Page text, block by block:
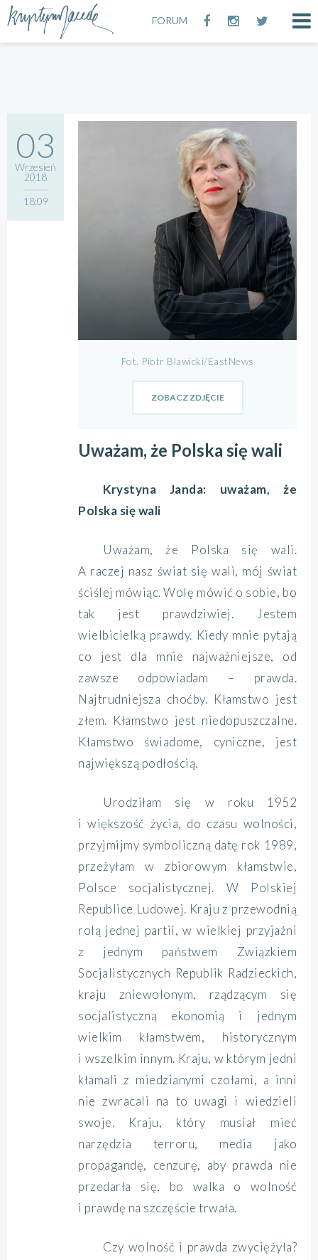
FORUM
03
Wrzesień
2018
18:09
Fot. Piotr Blawicki/EastNews
ZOBACZ ZDJĘCIE
Uważam, że Polska się wali
Krystyna Janda: uważam, że
Polska się wali
Uważam, że Polska się wali.
A raczej nasz świat się wali, mój świat
ściślej mówiąc. Wolę mówić o sobie, bo
tak jest prawdziwiej. Jestem
wielbicielką prawdy. Kiedy mnie pytają
co jest dla mnie najważniejsze, od
zawsze odpowiadam – prawda.
Najtrudniejsza choćby. Kłamstwo jest
złem. Kłamstwo jest niedopuszczalne.
Kłamstwo świadome, cyniczne, jest
największą podłością.
Urodziłam się w roku 1952
i większość życia, do czasu wolności,
przyjmijmy symboliczną datę rok 1989,
przeżyłam w zbiorowym kłamstwie,
Polsce socjalistycznej. W Polskiej
Republice Ludowej. Kraju z przewodnią
rolą jednej partii, w wielkiej przyjaźni
z jednym państwem Związkiem
Socjalistycznych Republik Radzieckich,
kraju zniewolonym, rządzącym się
socjalistyczną ekonomią i jednym
wielkim kłamstwem, historycznym
i wszelkim innym. Kraju, w którym jedni
kłamali z miedzianymi czołami, a inni
nie zwracali na to uwagi i wiedzieli
swoje. Kraju, który musiał mieć
narzędzia terroru, media jako
propagandę, cenzurę, aby prawda nie
przedarła się, bo walka o wolność
i prawdę na szczęście trwała.
Czy wolność i prawda zwyciężyła?